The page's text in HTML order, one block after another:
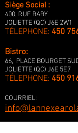
Siège Social :
400, RUE BABY
JOLIETTE (QC) J6E 2W1
TÉLEPHONE: 450
Bistro:
66, PLACE BOURGET
JOLIETTE (QC) J6E 5E7
TÉLEPHONE: 450
COURRIEL: